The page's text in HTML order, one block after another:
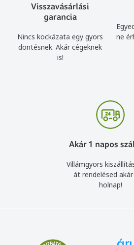
Visszavásárlási
garancia
Nincs kockázata egy gyors
döntésnek. Akár cégeknek
is!
ne
Akár 1 napos
Villámgyors
át rendelésed
holnap!